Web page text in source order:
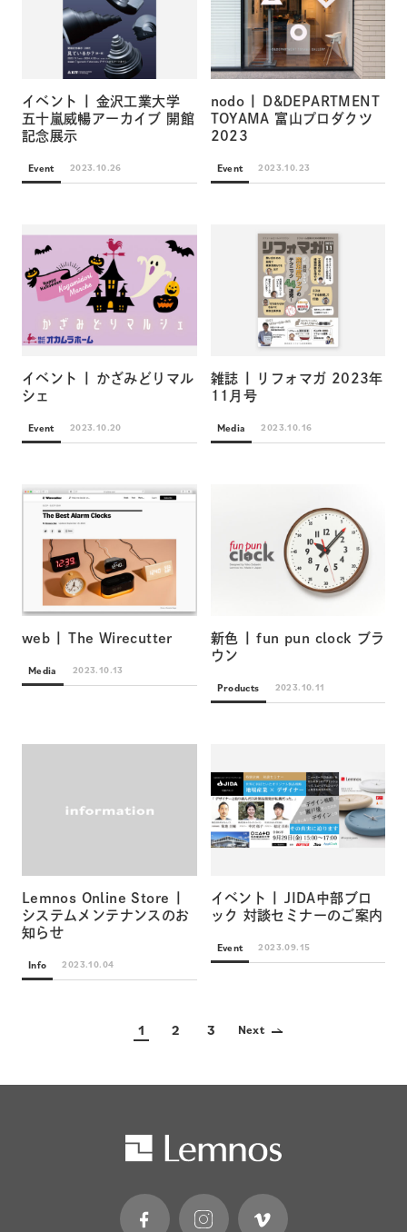
イベント | 金沢工業大学
五十嵐威暢アーカイブ 開館
記念展示
Event 2023.10.26
nodo | D&DEPARTMENT
TOYAMA 富山プロダクツ
2023
Event 2023.10.23
イベント | かざみどりマル
シェ
Event 2023.10.20
雑誌 | リフォマガ 2023年
11月号
Media 2023.10.16
web | The Wirecutter
Media 2023.10.13
新色 | fun pun clock ブラ
ウン
Products 2023.10.11
Lemnos Online Store |
システムメンテナンスのお
知らせ
Info 2023.10.04
イベント | JIDA中部ブロ
ック 対談セミナーのご案内
Event 2023.09.15
1 2 3 Next